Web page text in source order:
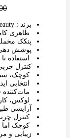
برند : kiss beauty
ظاهری
پنکک
پوشش دهی
استفاده
کنترل
کوچک،
انتخابی
مات‌کننده
لوکس،
آرایشی
کنترل
کوچک اما
زیبایی و